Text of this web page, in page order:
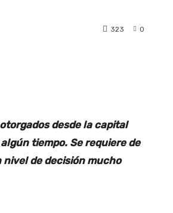
0
323
desde la capital
tiempo. Se requiere de
de decisión mucho